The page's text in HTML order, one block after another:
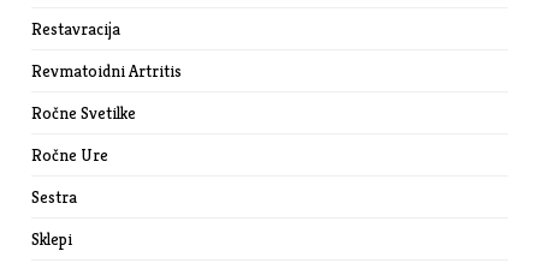
Restavracija
Revmatoidni Artritis
Ročne Svetilke
Ročne Ure
Sestra
Sklepi